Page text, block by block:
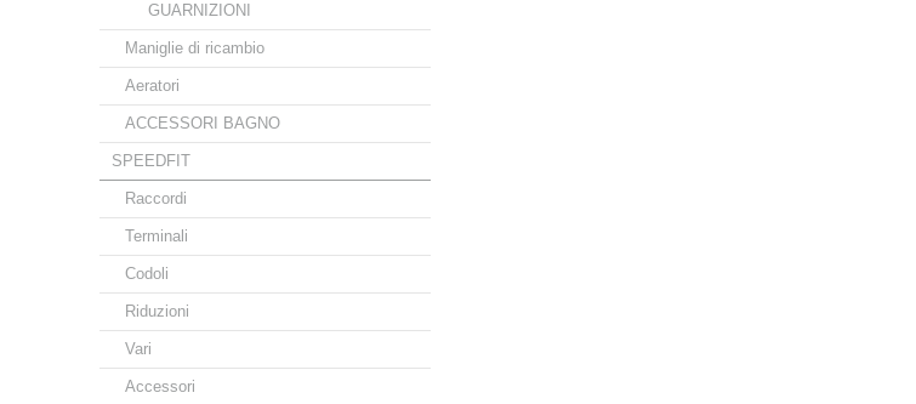
GUARNIZIONI
Maniglie di ricambio
Aeratori
ACCESSORI BAGNO
SPEEDFIT
Raccordi
Terminali
Codoli
Riduzioni
Vari
Accessori